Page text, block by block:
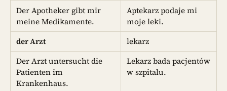
Der Apotheker gibt mir
meine Medikamente.
Aptekarz podaje mi
moje leki.
der Arzt
lekarz
Der Arzt untersucht die
Patienten im
Krankenhaus.
Lekarz bada pacjentów
w szpitalu.